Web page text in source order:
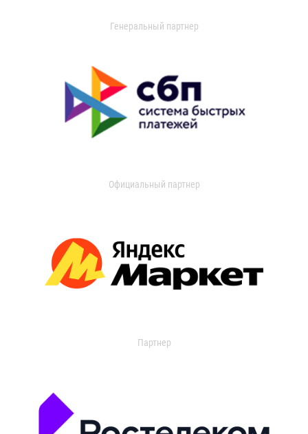
Генеральный партнер
Официальный партнер
Партнер